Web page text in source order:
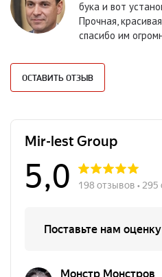
бука и вот
Прочная,
спасибо им
ОСТАВИТЬ ОТЗЫВ